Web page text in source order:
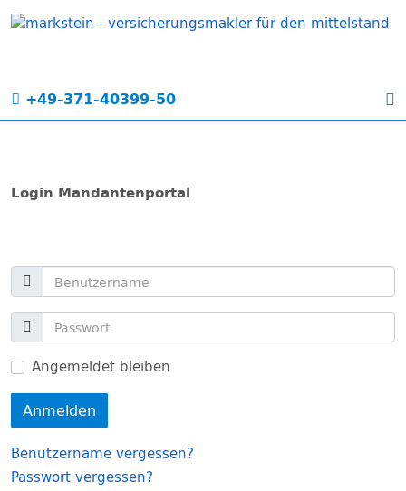
+49-371-40399-50
Login Mandantenportal
Angemeldet bleiben
Anmelden
Benutzername vergessen?
Passwort vergessen?